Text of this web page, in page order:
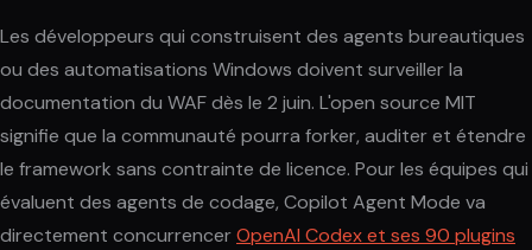
Les développeurs qui construisent des agents bureautiques
ou des automatisations Windows doivent surveiller la
documentation du WAF dès le 2 juin. L'open source MIT
signifie que la communauté pourra forker, auditer et étendre
le framework sans contrainte de licence. Pour les équipes qui
évaluent des agents de codage, Copilot Agent Mode va
directement concurrencerOpenAI Codex et ses 90 plugins